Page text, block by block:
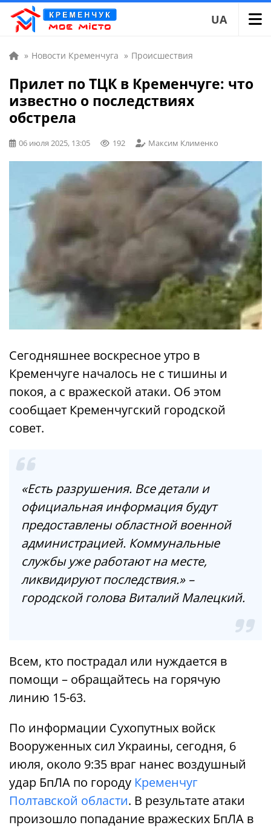
UA
» Новости Кременчуга » Происшествия
Прилет по ТЦК в Кременчуге: что
известно о последствиях
обстрела
06 июля 2025, 13:05 192 Максим Клименко
Сегодняшнее воскресное утро в
Кременчуге началось не с тишины и
покоя, а с вражеской атаки. Об этом
сообщает Кременчугский городской
совет.
«Есть разрушения. Все детали и
официальная информация будут
предоставлены областной военной
администрацией. Коммунальные
службы уже работают на месте,
ликвидируют последствия.» –
городской голова Виталий Малецкий.
Всем, кто пострадал или нуждается в
помощи – обращайтесь на горячую
линию 15-63.
По информации Сухопутных войск
Вооруженных сил Украины, сегодня, 6
июля, около 9:35 враг нанес воздушный
удар БпЛА по городу Кременчуг
Полтавской области. В результате атаки
произошло попадание вражеских БпЛА в